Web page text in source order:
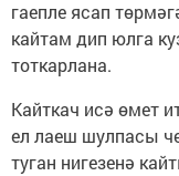
гаепле ясап
кайтам дип юлга
тоткарлана.
Кайткач исә өмет
ел лаеш шулпасы
туган нигезенә